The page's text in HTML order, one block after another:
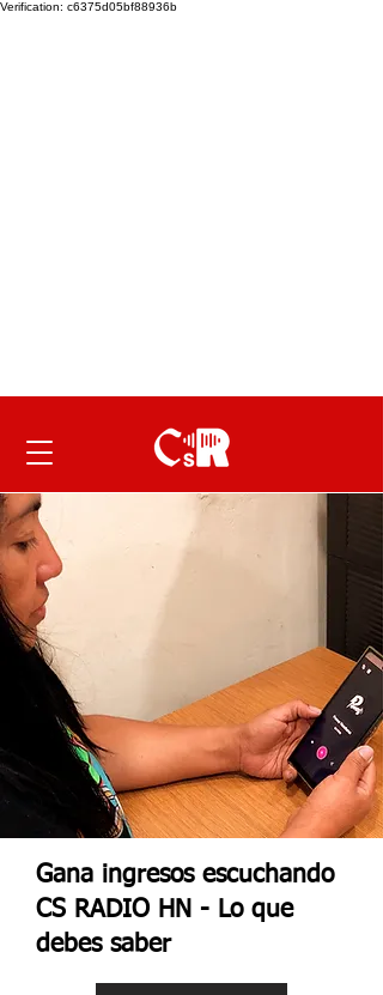
Verification: c6375d05bf88936b
Gana ingresos escuchando
CS RADIO HN - Lo que
debes saber